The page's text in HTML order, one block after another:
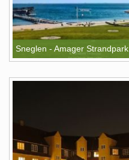
Sneglen - Amager Strandpark